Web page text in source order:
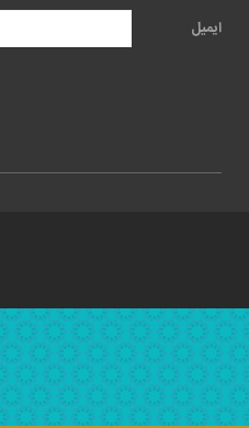
ایمیل